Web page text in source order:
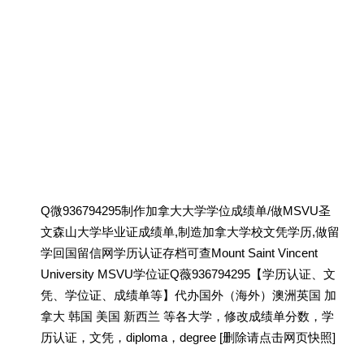
Q微936794295制作加拿大大学学位成绩单/做MSVU圣
文森山大学毕业证成绩单,制造加拿大学校文凭学历,做留
学回国留信网学历认证存档可查Mount Saint Vincent
University MSVU学位证Q薇936794295【学历认证、文
凭、学位证、成绩单等】代办国外（海外）澳洲英国 加
拿大 韩国 美国 新西兰 等各大学，修改成绩单分数，学
历认证，文凭，diploma，degree [删除请点击网页快照]